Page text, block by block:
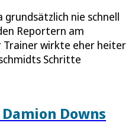
grundsätzlich nie schnell
Reportern am
Trainer wirkte eher heiter
Schritte
Downs